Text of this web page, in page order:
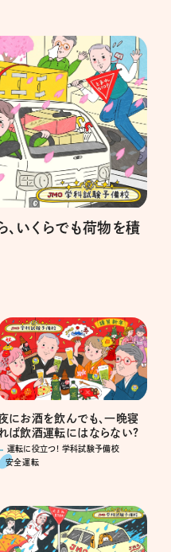
いくらでも荷物を積
にお酒を飲んでも、一晩寝
ば飲酒運転にはならない?
運転に役立つ! 学科試験予備校
安全運転